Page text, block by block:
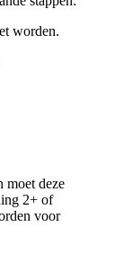
worden.
moet deze
2+ of
voor